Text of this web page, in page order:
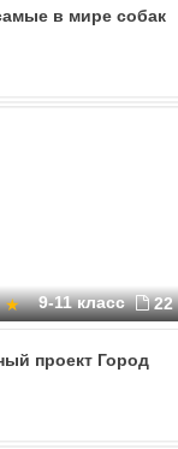
в мире собак
9-11 класс 22
проект Город